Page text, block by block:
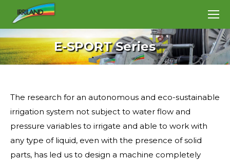
E-SPORT Series
The research for an autonomous and eco-sustainable
irrigation system not subject to water flow and
pressure variables to irrigate and able to work with
any type of liquid, even with the presence of solid
parts, has led us to design a machine completely